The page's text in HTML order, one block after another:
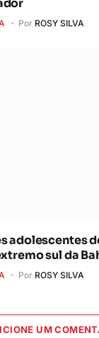
Por ROSY SILVA
adolescentes
sul da
Por ROSY SILVA
UM